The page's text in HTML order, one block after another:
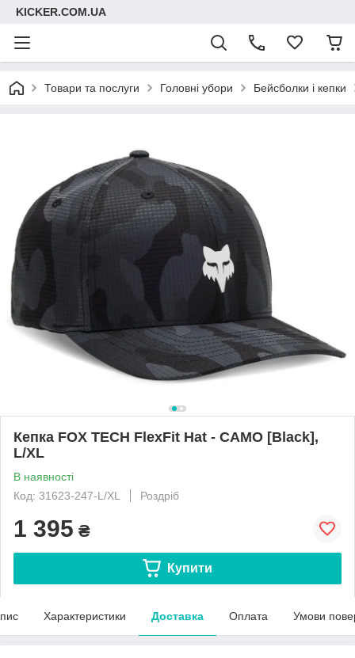
KICKER.COM.UA
Товари та послуги Головні убори Бейсболки і кепки
Кепка FOX TECH FlexFit Hat - CAMO [Black],
L/XL
В наявності
Код: 31623-247-L/XL
Роздріб
1 395 ₴
Купити
Характеристики Доставка Оплата Умови